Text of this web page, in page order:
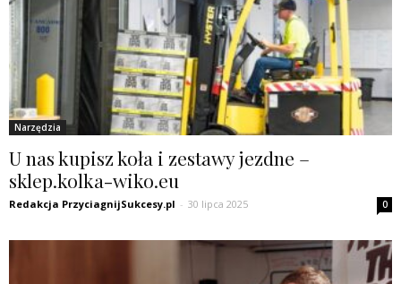
Narzędzia
U nas kupisz koła i zestawy jezdne –
sklep.kolka-wiko.eu
Redakcja PrzyciagnijSukcesy.pl - 30 lipca 2025 0